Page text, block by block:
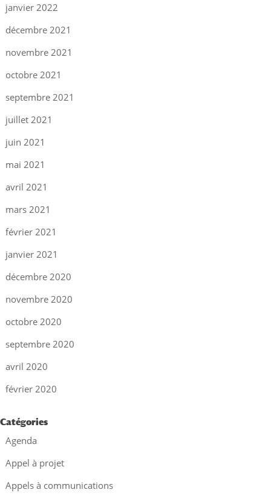
janvier 2022
décembre 2021
novembre 2021
octobre 2021
septembre 2021
juillet 2021
juin 2021
mai 2021
avril 2021
mars 2021
février 2021
janvier 2021
décembre 2020
novembre 2020
octobre 2020
septembre 2020
avril 2020
février 2020
Catégories
Agenda
Appel à projet
Appels à communications